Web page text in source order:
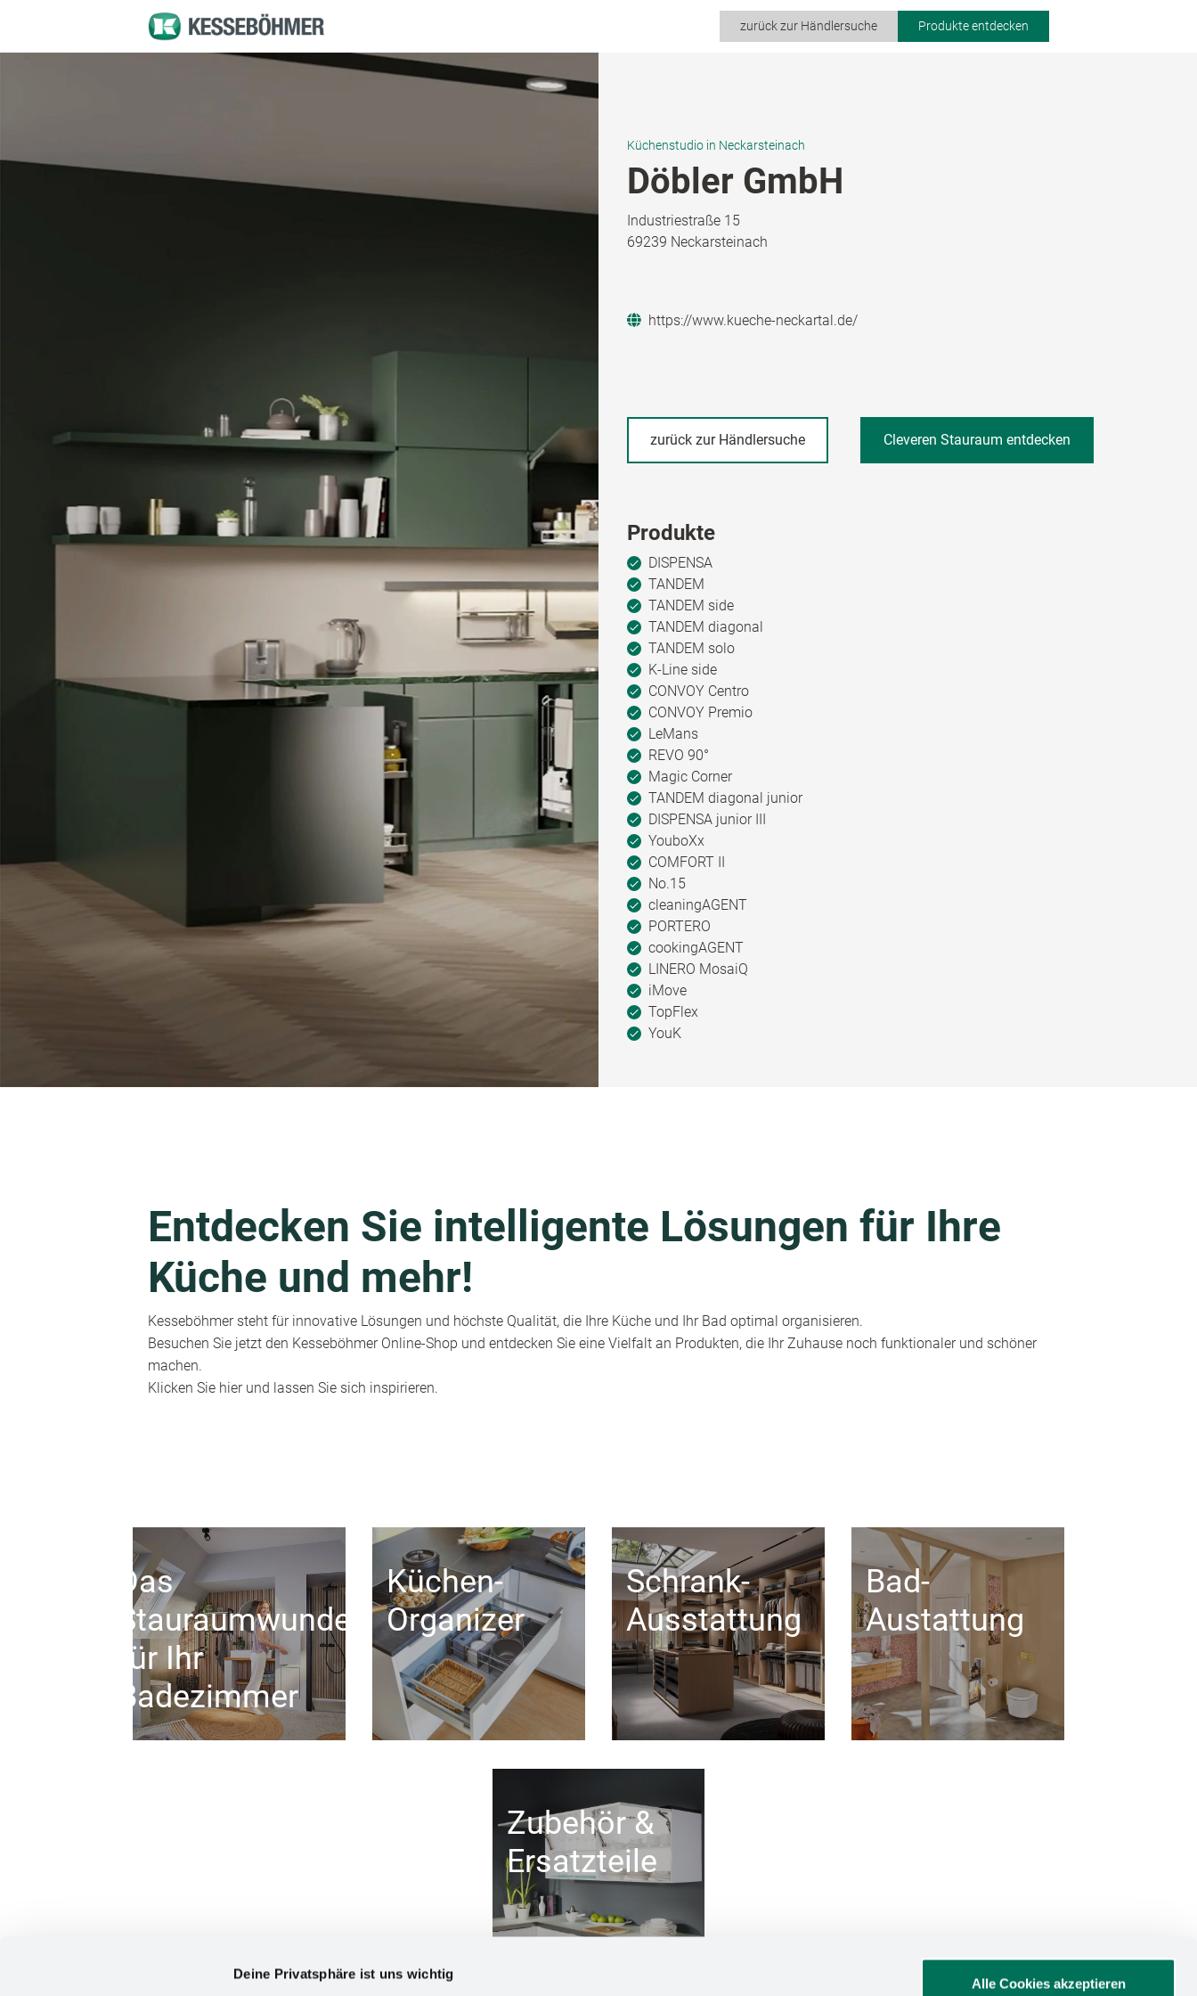
Deine Privatsphäre ist uns wichtig
Alle Cookies akzeptieren
zurück zur Händlersuche Produkte entdecken
Küchenstudio in Neckarsteinach
Döbler GmbH
Industriestraße 15
69239 Neckarsteinach
https://www.kueche-neckartal.de/
zurück zur Händlersuche Cleveren Stauraum entdecken
Produkte
DISPENSA
TANDEM
TANDEM side
TANDEM diagonal
TANDEM solo
K-Line side
CONVOY Centro
CONVOY Premio
LeMans
REVO 90°
Magic Corner
TANDEM diagonal junior
DISPENSA junior III
YouboXx
COMFORT II
No.15
cleaningAGENT
PORTERO
cookingAGENT
LINERO MosaiQ
iMove
TopFlex
YouK
Entdecken Sie intelligente Lösungen für Ihre
Küche und mehr!
Kesseböhmer steht für innovative Lösungen und höchste Qualität, die Ihre Küche und Ihr Bad optimal organisieren.
Besuchen Sie jetzt den Kesseböhmer Online-Shop und entdecken Sie eine Vielfalt an Produkten, die Ihr Zuhause noch funktionaler und schöner
machen.
Klicken Sie hier und lassen Sie sich inspirieren.
Das
Stauraumwunder
für Ihr
Badezimmer
Küchen-
Organizer
Schrank-
Ausstattung
Bad-
Austattung
Zubehör &
Ersatzteile